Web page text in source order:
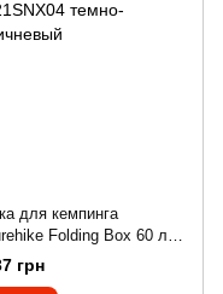
для кемпинга
Folding Box 60 л
темно-
грн